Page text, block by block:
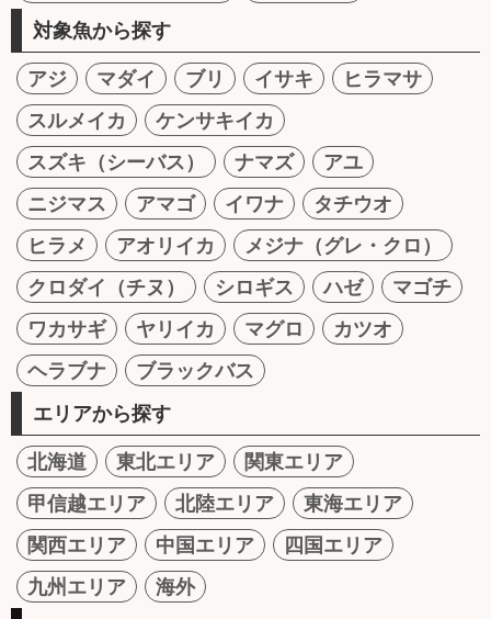
対象魚から探す
アジ マダイ ブリ イサキ
ヒラマサ
スルメイカ
ケンサキイカ
スズキ（シーバス）
ナマズ
アユ
ニジマス
アマゴ イワナ
タチウオ
ヒラメ
アオリイカ
メジナ（グレ・クロ）
クロダイ（チヌ）
シロギス ハゼ
マゴチ
ワカサギ
ヤリイカ マグロ
カツオ
ヘラブナ
ブラックバス
エリアから探す
北海道 東北エリア
関東エリア
甲信越エリア
北陸エリア
東海エリア
関西エリア
中国エリア
四国エリア
九州エリア
海外